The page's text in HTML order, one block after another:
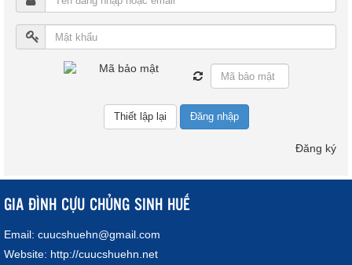
Đăng nhập
Đăng ký
GIA ĐÌNH CỰU CHỦNG SINH HUẾ
Email: cuucshuehn@gmail.com
Website: http://cuucshuehn.net